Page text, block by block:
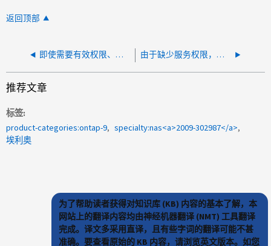
返回顶部
即使需要有效权限、也无法读取或写入CIFS共享 由于缺少服务权限，因此无法重新分配 CIFS 共享中文件的所有权
推荐文章
标签
product-categories:ontap-9
specialty:nas<a>2009-302987</a>
埃利奥
为了帮助读者获得对知识库 (KB) 内容的基本了解，本
网站上的翻译内容均由神经机器翻译 (NMT) 工具翻译
完成。译文多采用直译，且有些字词的翻译可能不甚
准确。要查看原始的 KB 内容，请浏览英文版本。如您